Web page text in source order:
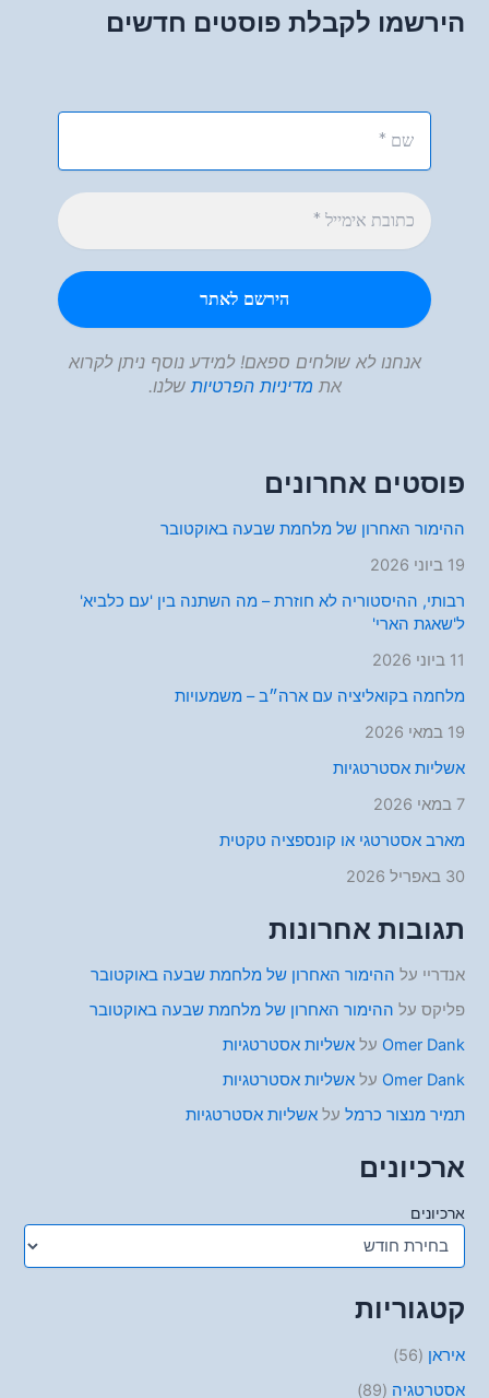
הירשמו לקבלת פוסטים חדשים
אנחנו לא שולחים ספאם! למידע נוסף ניתן לקרוא
את מדיניות הפרטיותשלנו.
פוסטים אחרונים
ההימור האחרון של מלחמת שבעה באוקטובר
19 ביוני 2026
רבותי, ההיסטוריה לא חוזרת – מה השתנה בין 'עם כלביא'
ל'שאגת הארי'
11 ביוני 2026
מלחמה בקואליציה עם ארה״ב – משמעויות
19 במאי 2026
אשליות אסטרטגיות
7 במאי 2026
מארב אסטרטגי או קונספציה טקטית
30 באפריל 2026
תגובות אחרונות
אנדריי על ההימור האחרון של מלחמת שבעה באוקטובר
פליקס על ההימור האחרון של מלחמת שבעה באוקטובר
Omer Dank עלאשליות אסטרטגיות
Omer Dank עלאשליות אסטרטגיות
תמיר מנצור כרמל עלאשליות אסטרטגיות
ארכיונים
ארכיונים
קטגוריות
איראן (56)
אסטרטגיה (89)